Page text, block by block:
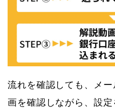
流れを確認しても、メ
画を確認しながら、設